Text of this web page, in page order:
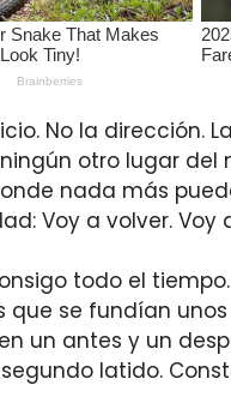
No la dirección.
otro lugar del
nada más
Voy a volver. Voy
todo el
que se fundían
un antes y un
latido.